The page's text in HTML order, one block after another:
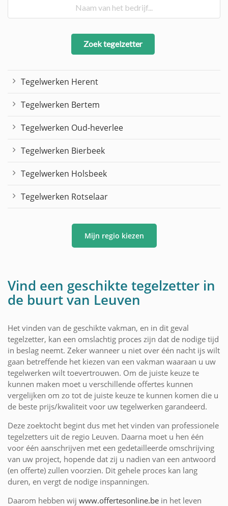
Zoek tegelzetter
Tegelwerken Herent
Tegelwerken Bertem
Tegelwerken Oud-heverlee
Tegelwerken Bierbeek
Tegelwerken Holsbeek
Tegelwerken Rotselaar
Mijn regio kiezen
Vind een geschikte tegelzetter in
de buurt van Leuven
Het vinden van de geschikte vakman, en in dit geval
tegelzetter, kan een omslachtig proces zijn dat de nodige tijd
in beslag neemt. Zeker wanneer u niet over één nacht ijs wilt
gaan betreffende het kiezen van een vakman waaraan u uw
tegelwerken wilt toevertrouwen. Om de juiste keuze te
kunnen maken moet u verschillende offertes kunnen
vergelijken om zo tot de juiste keuze te kunnen komen die u
de beste prijs/kwaliteit voor uw tegelwerken garandeerd.
Deze zoektocht begint dus met het vinden van professionele
tegelzetters uit de regio Leuven. Daarna moet u hen één
voor één aanschrijven met een gedetailleerde omschrijving
van uw project, hopende dat zij u nadien van een antwoord
(en offerte) zullen voorzien. Dit gehele proces kan lang
duren, en vergt de nodige inspanningen.
Daarom hebben wij www.offertesonline.be in het leven